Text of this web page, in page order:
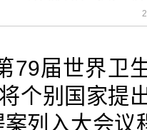
79届世界卫
个别国家提
案列入大会